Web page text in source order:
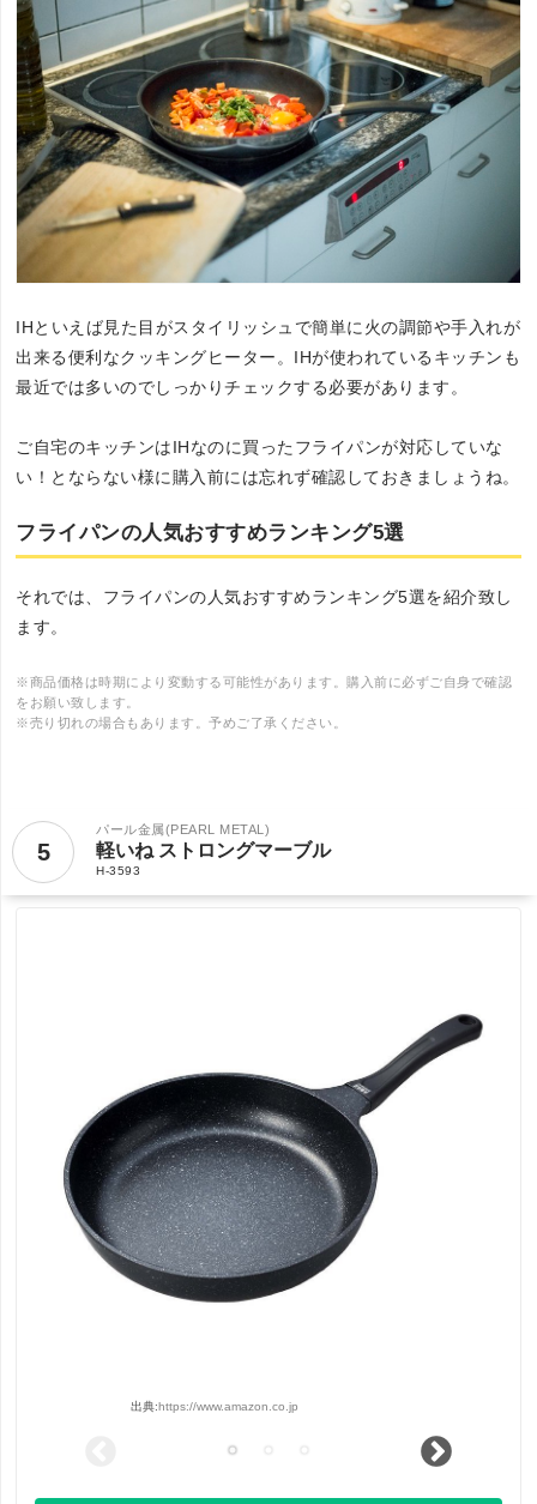
IHといえば見た目がスタイリッシュで簡単に火の調節や手入れが
出来る便利なクッキングヒーター。IHが使われているキッチンも
最近では多いのでしっかりチェックする必要があります。
ご自宅のキッチンはIHなのに買ったフライパンが対応していな
い！とならない様に購入前には忘れず確認しておきましょうね。
フライパンの人気おすすめランキング5選
それでは、フライパンの人気おすすめランキング5選を紹介致し
ます。
※商品価格は時期により変動する可能性があります。購入前に必ずご自身で確認
をお願い致します。
※売り切れの場合もあります。予めご了承ください。
5
パール金属(PEARL METAL)
軽いね ストロングマーブル
H-3593
出典:https://www.amazon.co.jp